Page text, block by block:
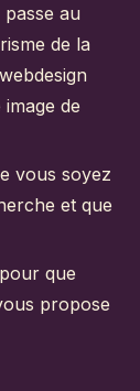
au
de la
de
vous soyez
et que
que
propose